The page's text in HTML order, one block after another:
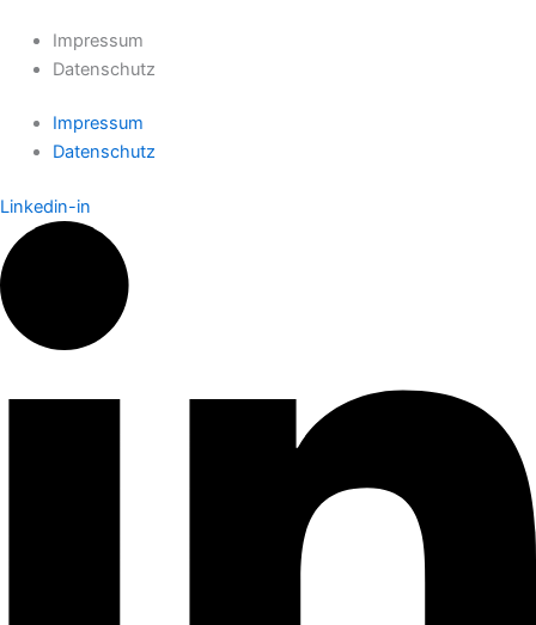
Impressum
Datenschutz
Impressum
Datenschutz
Linkedin-in